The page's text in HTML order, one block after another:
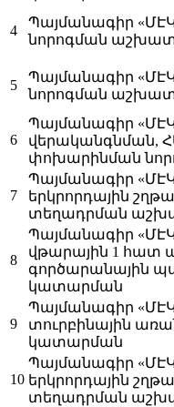
4
Պայմանագիր
նորոգման
5
Պայմանագիր
նորոգման
6
Պայմանագիր
վերականգնման,
փոխարինման
7
Պայմանագիր
երկրորդային
տեղադրման
8
Պայմանագիր
վթարային 1 հատ
գործարանային
կատարման
9
Պայմանագիր
տուրբինային
կատարման
10
Պայմանագիր
երկրորդային
տեղադրման